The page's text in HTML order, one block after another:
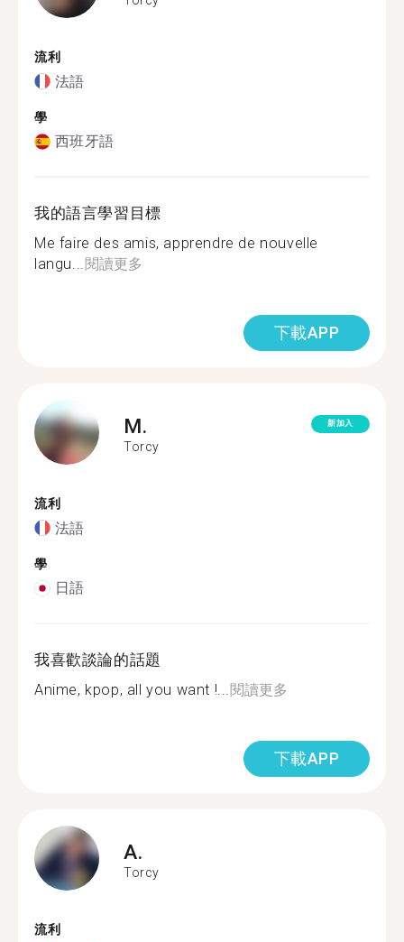
流利
法語
學
西班牙語
我的語言學習目標
Me faire des amis, apprendre de nouvelle
langu...閱讀更多
下載APP
M.
Torcy
新加入
流利
法語
學
日語
我喜歡談論的話題
Anime, kpop, all you want !...閱讀更多
下載APP
A.
Torcy
流利